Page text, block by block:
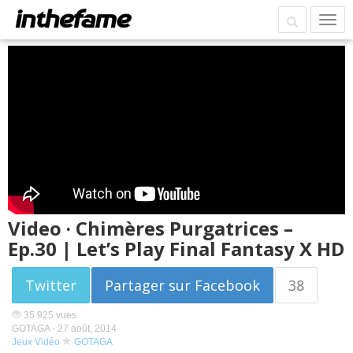
Video · Chimères Purgatrices –
Ep.30 | Let’s Play Final Fantasy X HD
Twitter Partager sur Facebook 38
35 925 vues
GOTAGA - 27 août, 2014
Jeux Vidéo
GOTAGA